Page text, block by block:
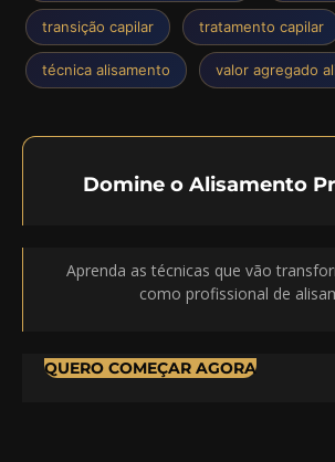
transição capilar tratamento capilar
técnica alisamento valor agregado
Domine o Alisamento
Aprenda as técnicas que vão
como profissional de
QUERO COMEÇAR AGORA